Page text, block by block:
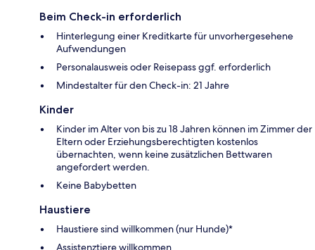
Beim Check-in erforderlich
Hinterlegung einer Kreditkarte für unvorhergesehene
Aufwendungen
Personalausweis oder Reisepass ggf. erforderlich
Mindestalter für den Check-in: 21 Jahre
Kinder
Kinder im Alter von bis zu 18 Jahren können im Zimmer der
Eltern oder Erziehungsberechtigten kostenlos
übernachten, wenn keine zusätzlichen Bettwaren
angefordert werden.
Keine Babybetten
Haustiere
Haustiere sind willkommen (nur Hunde)*
Assistenztiere willkommen